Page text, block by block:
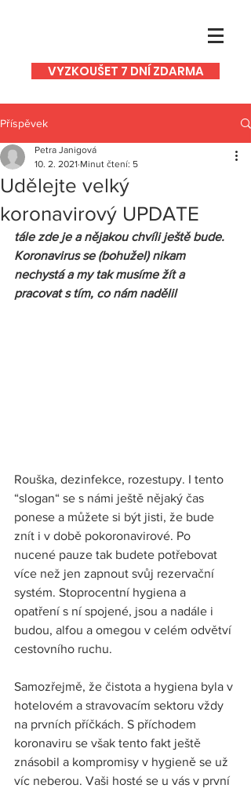
VYZKOUŠET 7 DNÍ ZDARMA
Příspěvek
Udělejte velký
koronavirový UPDATE
Petra Janigová
10. 2. 2021 Minut čtení: 5
tále zde je a nějakou chvíli ještě bude.
Koronavirus se (bohužel) nikam
nechystá a my tak musíme žít a
pracovat s tím, co nám nadělil
Rouška, dezinfekce, rozestupy. I tento
“slogan“ se s námi ještě nějaký čas
ponese a můžete si být jisti, že bude
znít i v době pokoronavirové. Po
nucené pauze tak budete potřebovat
více než jen zapnout svůj rezervační
systém. Stoprocentní hygiena a
opatření s ní spojené, jsou a nadále i
budou, alfou a omegou v celém odvětví
cestovního ruchu.
Samozřejmě, že čistota a hygiena byla v
hotelovém a stravovacím sektoru vždy
na prvních příčkách. S příchodem
koronaviru se však tento fakt ještě
znásobil a kompromisy v hygieně se už
víc neberou. Vaši hosté se u vás v první